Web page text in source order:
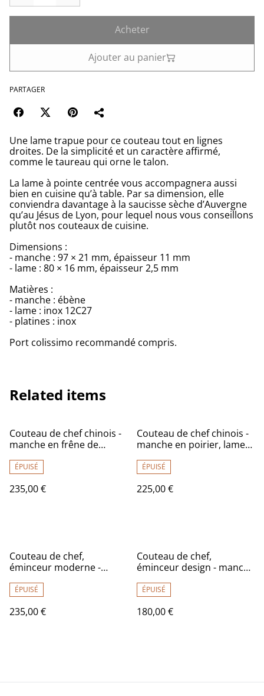
Acheter
Ajouter au panier
PARTAGER
Une lame trapue pour ce couteau tout en lignes
droites. De la simplicité et un caractère affirmé,
comme le taureau qui orne le talon.
La lame à pointe centrée vous accompagnera aussi
bien en cuisine qu’à table. Par sa dimension, elle
conviendra davantage à la saucisse sèche d’Auvergne
qu’au Jésus de Lyon, pour lequel nous vous conseillons
plutôt nos couteaux de cuisine.
Dimensions :
- manche : 97 × 21 mm, épaisseur 11 mm
- lame : 80 × 16 mm, épaisseur 2,5 mm
Matières :
- manche : ébène
- lame : inox 12C27
- platines : inox
Port colissimo recommandé compris.
Related items
Couteau de chef chinois -
manche en frêne de
carbone
ÉPUISÉ
235,00 €
Couteau de chef chinois -
manche en poirier, lame
ÉPUISÉ
225,00 €
Couteau de chef,
éminceur moderne -
de qualité exceptionnelle,
lame carbone
ÉPUISÉ
235,00 €
Couteau de chef,
éminceur design - manche
exceptionnelle, lame
carbone
ÉPUISÉ
180,00 €